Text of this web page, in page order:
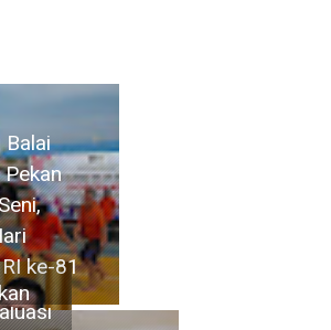
Karimun
dan Seni,
ke-81
Natuna
Gelar Rapat
Monitoring
dan Evaluasi
Pengelolaan
Pengaduan
SP4N-